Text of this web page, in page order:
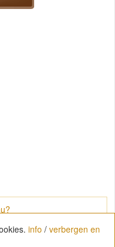
info / verbergen en